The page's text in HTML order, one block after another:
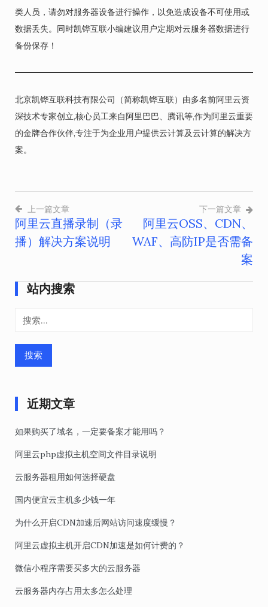
类人员，请勿对服务器设备进行操作，以免造成设备不可使用或
数据丢失。同时凯铧互联小编建议用户定期对云服务器数据进行
备份保存！
北京凯铧互联科技有限公司（简称凯铧互联）由多名前阿里云资
深技术专家创立,核心员工来自阿里巴巴、腾讯等,作为阿里云重要
的金牌合作伙伴,专注于为企业用户提供云计算及云计算的解决方
案。
文
章
航
上一篇文章
阿里云直播录制（录
播）解决方案说明
下一篇文章
阿里云OSS、CDN、
WAF、高防IP是否需备
案
站内搜索
近期文章
如果购买了域名，一定要备案才能用吗？
阿里云php虚拟主机空间文件目录说明
云服务器租用如何选择硬盘
国内便宜云主机多少钱一年
为什么开启CDN加速后网站访问速度缓慢？
阿里云虚拟主机开启CDN加速是如何计费的？
微信小程序需要买多大的云服务器
云服务器内存占用太多怎么处理